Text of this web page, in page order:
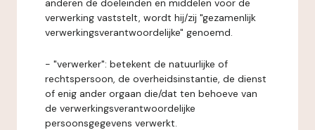
anderen de doeleinden en middelen voor de
verwerking vaststelt, wordt hij/zij "gezamenlijk
verwerkingsverantwoordelijke" genoemd.
- "verwerker": betekent de natuurlijke of
rechtspersoon, de overheidsinstantie, de dienst
of enig ander orgaan die/dat ten behoeve van
de verwerkingsverantwoordelijke
persoonsgegevens verwerkt.